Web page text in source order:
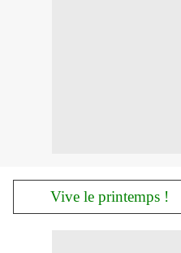
Vive le printemps !